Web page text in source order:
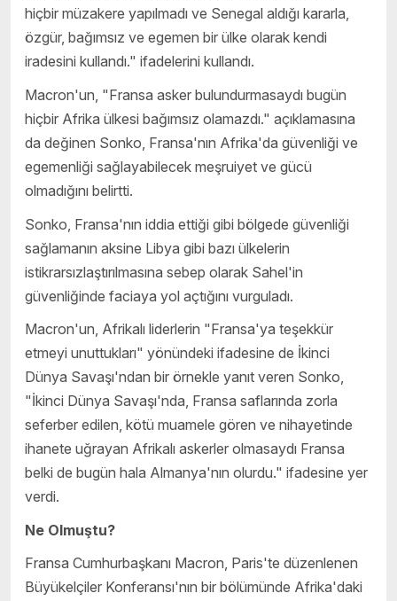
hiçbir müzakere yapılmadı ve Senegal aldığı kararla,
özgür, bağımsız ve egemen bir ülke olarak kendi
iradesini kullandı." ifadelerini kullandı.
Macron'un, "Fransa asker bulundurmasaydı bugün
hiçbir Afrika ülkesi bağımsız olamazdı." açıklamasına
da değinen Sonko, Fransa'nın Afrika'da güvenliği ve
egemenliği sağlayabilecek meşruiyet ve gücü
olmadığını belirtti.
Sonko, Fransa'nın iddia ettiği gibi bölgede güvenliği
sağlamanın aksine Libya gibi bazı ülkelerin
istikrarsızlaştırılmasına sebep olarak Sahel'in
güvenliğinde faciaya yol açtığını vurguladı.
Macron'un, Afrikalı liderlerin "Fransa'ya teşekkür
etmeyi unuttukları" yönündeki ifadesine de İkinci
Dünya Savaşı'ndan bir örnekle yanıt veren Sonko,
"İkinci Dünya Savaşı'nda, Fransa saflarında zorla
seferber edilen, kötü muamele gören ve nihayetinde
ihanete uğrayan Afrikalı askerler olmasaydı Fransa
belki de bugün hala Almanya'nın olurdu." ifadesine yer
verdi.
Ne Olmuştu?
Fransa Cumhurbaşkanı Macron, Paris'te düzenlenen
Büyükelçiler Konferansı'nın bir bölümünde Afrika'daki